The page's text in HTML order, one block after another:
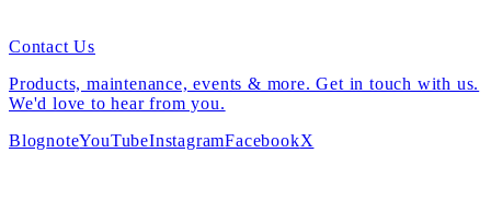
Contact Us
Products, maintenance, events & more. Get in touch with us.
We'd love to hear from you.
BlognoteYouTubeInstagramFacebookX